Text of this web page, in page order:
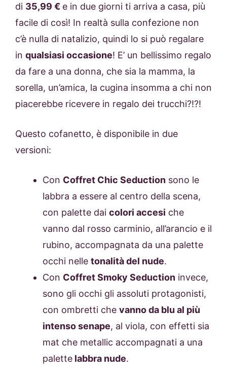
di 35,99 € e in due giorni ti arriva a casa, più
facile di così! In realtà sulla confezione non
c’è nulla di natalizio, quindi lo si può regalare
in qualsiasi occasione! E’ un bellissimo regalo
da fare a una donna, che sia la mamma, la
sorella, un’amica, la cugina insomma a chi non
piacerebbe ricevere in regalo dei trucchi?!?!
Questo cofanetto, è disponibile in due
versioni:
Con Coffret Chic Seduction sono le
labbra a essere al centro della scena,
con palette dai colori accesi che
vanno dal rosso carminio, all’arancio e il
rubino, accompagnata da una palette
occhi nelle tonalità del nude.
Con Coffret Smoky Seduction invece,
sono gli occhi gli assoluti protagonisti,
con ombretti che vanno da blu al più
intenso senape, al viola, con effetti sia
mat che metallic accompagnati a una
palette labbra nude.